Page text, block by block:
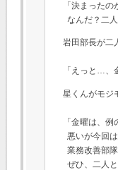
「決まったの
なんだ？二
岩田部長が二
「えっと…、
星くんがモジ
「金曜は、
悪いが今回
業務改善部
ぜひ、二人